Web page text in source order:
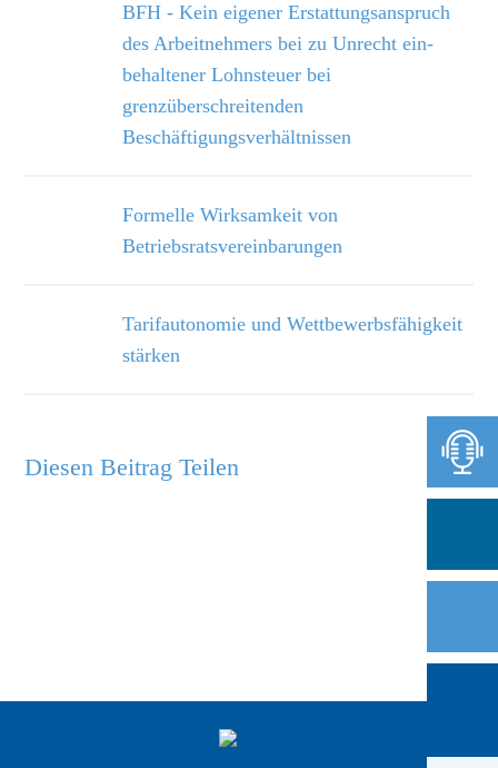
BFH - Kein eigener Erstattungsanspruch
des Arbeitnehmers bei zu Unrecht ein­
behaltener Lohnsteuer bei
grenzüberschreitenden
Beschäftigungsverhältnissen
Formelle Wirksamkeit von
Betriebsratsvereinbarungen
Tarifautonomie und Wettbewerbsfähigkeit
stärken
Diesen Beitrag Teilen